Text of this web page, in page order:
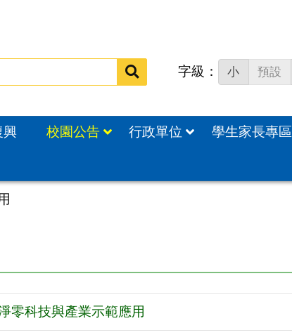
搜
字級： 小 預設
興 校園公告 行政單位 學生家長專區
零科技與產業示範應用